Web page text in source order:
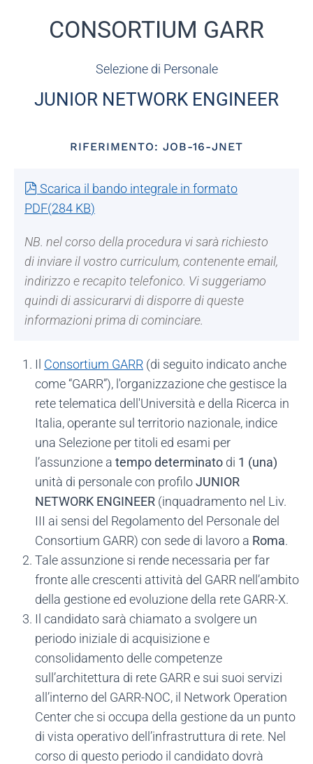
CONSORTIUM GARR
Selezione di Personale
JUNIOR NETWORK ENGINEER
RIFERIMENTO: JOB-16-JNET
pdf
Scarica il bando integrale in formato
PDF(284 KB)
NB. nel corso della procedura vi sarà richiesto
di inviare il vostro curriculum, contenente email,
indirizzo e recapito telefonico. Vi suggeriamo
quindi di assicurarvi di disporre di queste
informazioni prima di cominciare.
Il Consortium GARR (di seguito indicato anche
come “GARR”), l'organizzazione che gestisce la
rete telematica dell'Università e della Ricerca in
Italia, operante sul territorio nazionale, indice
una Selezione per titoli ed esami per
l’assunzione a tempo determinato di 1 (una)
unità di personale con profiloJUNIOR
NETWORK ENGINEER (inquadramento nel Liv.
III ai sensi del Regolamento del Personale del
Consortium GARR) con sede di lavoro a Roma.
Tale assunzione si rende necessaria per far
fronte alle crescenti attività del GARR nell’ambito
della gestione ed evoluzione della rete GARR-X.
Il candidato sarà chiamato a svolgere un
periodo iniziale di acquisizione e
consolidamento delle competenze
sull’architettura di rete GARR e sui suoi servizi
all’interno del GARR-NOC, il Network Operation
Center che si occupa della gestione da un punto
di vista operativo dell’infrastruttura di rete. Nel
corso di questo periodo il candidato dovrà